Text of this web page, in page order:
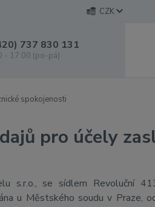
CZK
737 830 131
- 17:00 (po-pá)
spokojenosti
pro účely
s.r.o., se sídlem Revoluční
u Městského soudu v Praze,